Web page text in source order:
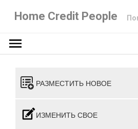
Home Credit People
РАЗМЕСТИТЬ НОВОЕ
ИЗМЕНИТЬ СВОЕ